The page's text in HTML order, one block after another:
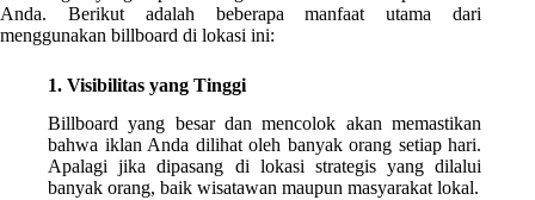
Anda. Berikut adalah beberapa manfaat utama dari
menggunakan billboard di lokasi ini:
1. Visibilitas yang Tinggi
Billboard yang besar dan mencolok akan memastikan
bahwa iklan Anda dilihat oleh banyak orang setiap hari.
Apalagi jika dipasang di lokasi strategis yang dilalui
banyak orang, baik wisatawan maupun masyarakat lokal.